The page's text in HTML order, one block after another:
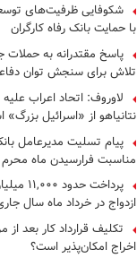
شکوفایی ظرفیت‌های
با حمایت‌ بانک رفاه کارگران
پاسخ مقتدرانه به
تلاش برای سنجش توان
لاوروف: اتحاد اعراب
نتانیاهو از «اسرائیل
پیام تسلیت مدیرعامل
مناسبت فرارسیدن ماه محرم
عاشورای حسینی
پرداخت
ازدواج در خرداد ماه سال
کارگران
تکلیف قرارداد کار بعد از
اخراج امکان‌پذیر است؟